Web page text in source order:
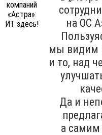
на ОС
мы видим
и то, над
Да и
а самим